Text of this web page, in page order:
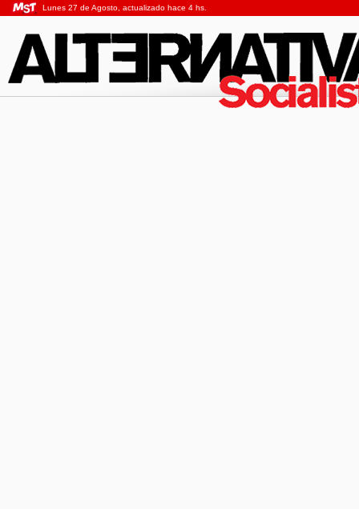
Lunes 27 de Agosto, actualizado hace 4 hs.